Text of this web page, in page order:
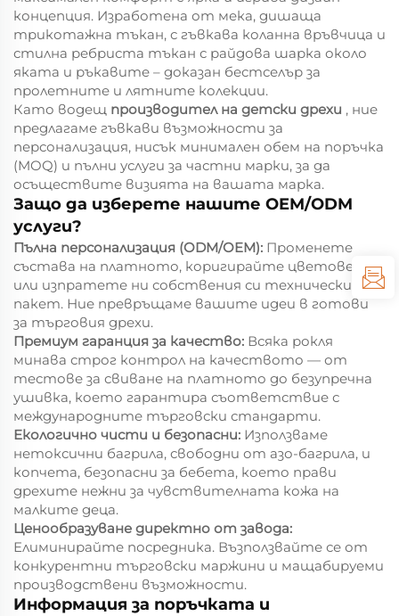
концепция. Изработена от мека, дишаща
трикотажна тъкан, с гъвкава коланна връвчица и
стилна ребриста тъкан с райдова шарка около
яката и ръкавите – доказан бестселър за
пролетните и лятните колекции.
Като водещ производител на детски дрехи , ние
предлагаме гъвкави възможности за
персонализация, нисък минимален обем на поръчка
(MOQ) и пълни услуги за частни марки, за да
осъществите визията на вашата марка.
Защо да изберете нашите OEM/ODM
услуги?
Пълна персонализация (ODM/OEM): Променете
състава на платното, коригирайте цветовете
или изпратете ни собствения си технически
пакет. Ние превръщаме вашите идеи в готови
за търговия дрехи.
Премиум гаранция за качество: Всяка рокля
минава строг контрол на качеството — от
тестове за свиване на платното до безупречна
ушивка, което гарантира съответствие с
международните търговски стандарти.
Екологично чисти и безопасни: Използваме
нетоксични багрила, свободни от азо-багрила, и
копчета, безопасни за бебета, което прави
дрехите нежни за чувствителната кожа на
малките деца.
Ценообразуване директно от завода:
Елиминирайте посредника. Възползвайте се от
конкурентни търговски маржини и мащабируеми
производствени възможности.
Информация за поръчката и